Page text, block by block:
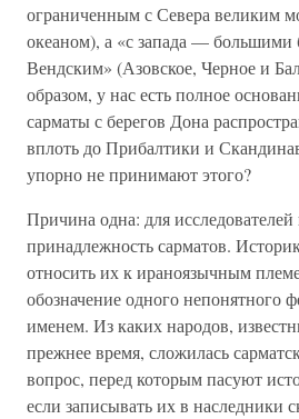
ограниченным с Севера великим
океаном), а «с запада — большими
Вендским» (Азовское, Черное и
образом, у нас есть полное
сарматы с берегов Дона
вплоть до Прибалтики и
упорно не принимают этого?
Причина одна: для исследователей
принадлежность сарматов.
относить их к ираноязычным
обозначение одного непонятного
именем. Из каких народов,
прежнее время, сложилась
вопрос, перед которым пасуют
если записывать их в наследники